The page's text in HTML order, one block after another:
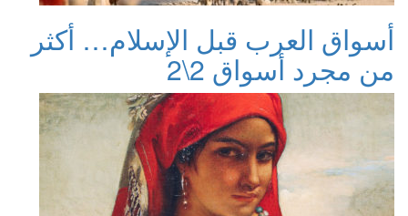
أسواق العرب قبل الإسلام… أكثر
من مجرد أسواق 2\2